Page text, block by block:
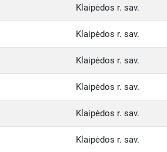
Klaipėdos r. sav.
Klaipėdos r. sav.
Klaipėdos r. sav.
Klaipėdos r. sav.
Klaipėdos r. sav.
Klaipėdos r. sav.